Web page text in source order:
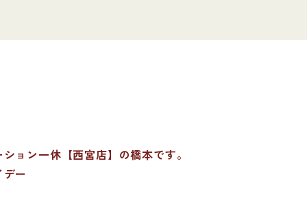
ョン一休【西宮店】の橋本です。
ー